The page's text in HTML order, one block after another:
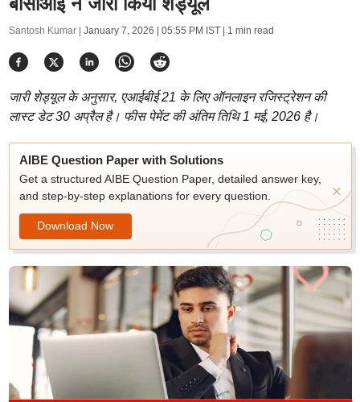
Santosh Kumar | January 7, 2026 | 05:55 PM IST| 1 min read
जारी शेड्यूल के अनुसार, एआईबीई 21 के लिए ऑनलाइन रजिस्ट्रेशन की
लास्ट डेट 30 अप्रैल है। फीस पेमेंट की अंतिम तिथि 1 मई, 2026 है।
AIBE Question Paper with Solutions
Get a structured AIBE Question Paper, detailed answer key,
and step-by-step explanations for every question.
Download Now